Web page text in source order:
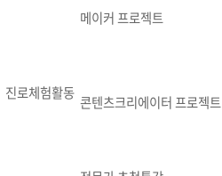
진로체험활동
메이커 프로젝트
콘텐츠크리에이터 프로젝트